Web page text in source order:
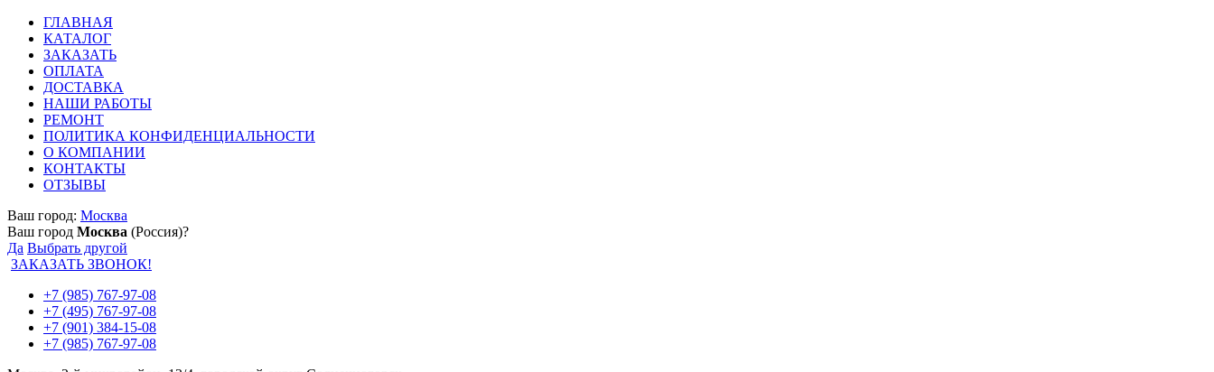
ГЛАВНАЯ
КАТАЛОГ
ЗАКАЗАТЬ
ОПЛАТА
ДОСТАВКА
НАШИ РАБОТЫ
РЕМОНТ
ПОЛИТИКА КОНФИДЕНЦИАЛЬНОСТИ
О КОМПАНИИ
КОНТАКТЫ
ОТЗЫВЫ
Ваш город: Москва
Ваш город Москва (Россия)?
Да Выбрать другой
ЗАКАЗАТЬ ЗВОНОК!
+7 (985) 767-97-08
+7 (495) 767-97-08
+7 (901) 384-15-08
+7 (985) 767-97-08